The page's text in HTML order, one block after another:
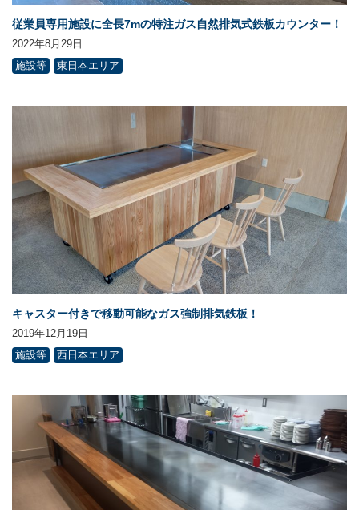
従業員専用施設に全長7mの特注ガス自然排気式鉄板カウンター！
2022年8月29日
施設等
東日本エリア
キャスター付きで移動可能なガス強制排気鉄板！
2019年12月19日
施設等
西日本エリア